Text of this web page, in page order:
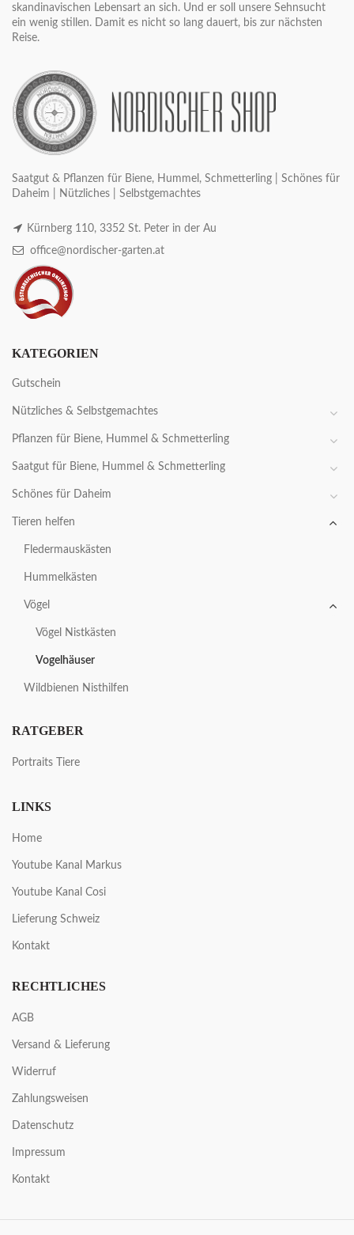
skandinavischen Lebensart an sich. Und er soll unsere Sehnsucht
ein wenig stillen. Damit es nicht so lang dauert, bis zur nächsten
Reise.
Saatgut & Pflanzen für Biene, Hummel, Schmetterling | Schönes für
Daheim | Nützliches | Selbstgemachtes
Kürnberg 110, 3352 St. Peter in der Au
office@nordischer-garten.at
KATEGORIEN
Gutschein
Nützliches & Selbstgemachtes
Pflanzen für Biene, Hummel & Schmetterling
Saatgut für Biene, Hummel & Schmetterling
Schönes für Daheim
Tieren helfen
Fledermauskästen
Hummelkästen
Vögel
Vögel Nistkästen
Vogelhäuser
Wildbienen Nisthilfen
RATGEBER
Portraits Tiere
LINKS
Home
Youtube Kanal Markus
Youtube Kanal Cosi
Lieferung Schweiz
Kontakt
RECHTLICHES
AGB
Versand & Lieferung
Widerruf
Zahlungsweisen
Datenschutz
Impressum
Kontakt